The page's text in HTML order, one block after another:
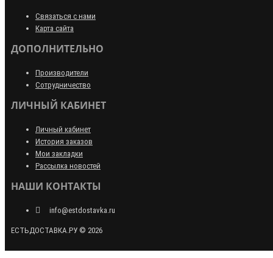
Связаться с нами
Карта сайта
ДОПОЛНИТЕЛЬНО
Производители
Сотрудничество
ЛИЧНЫЙ КАБИНЕТ
Личный кабинет
История заказов
Мои закладки
Рассылка новостей
НАШИ КОНТАКТЫ
info@estdostavka.ru
ЕСТЬДОСТАВКА.РУ © 2026